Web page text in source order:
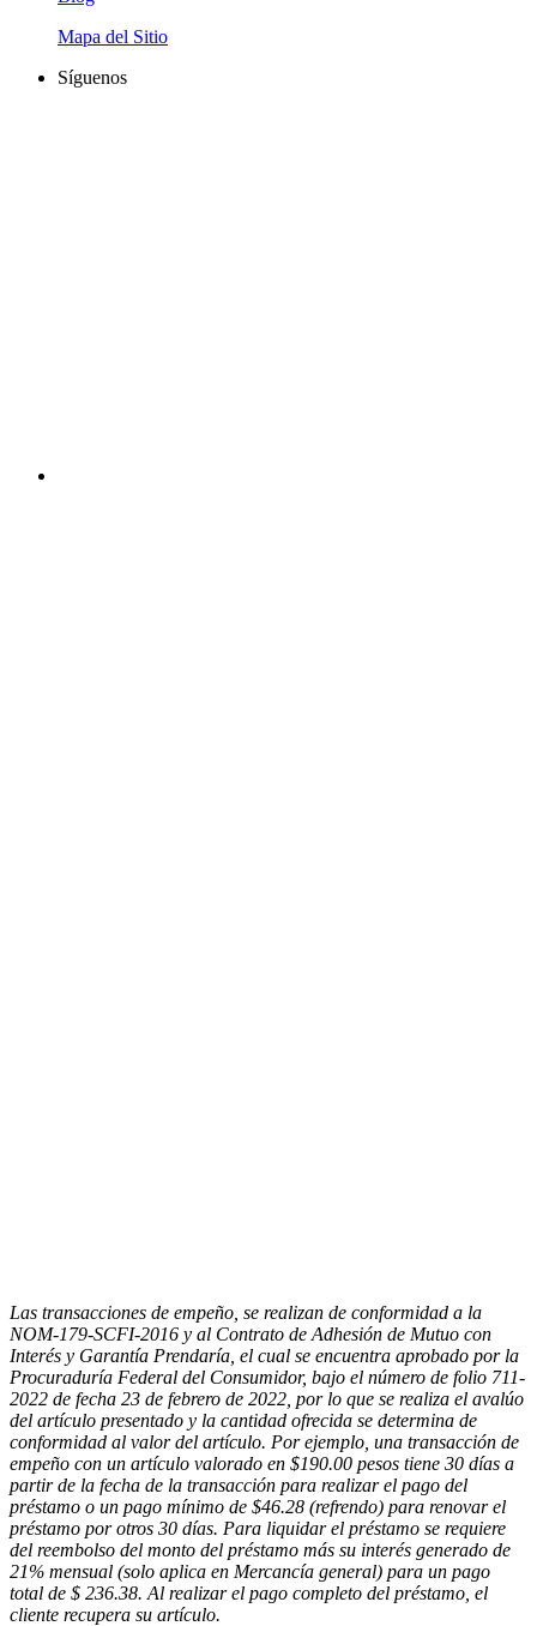
Mapa del Sitio
Síguenos
Las transacciones de empeño, se realizan de conformidad a la
NOM-179-SCFI-2016 y al Contrato de Adhesión de Mutuo con
Interés y Garantía Prendaría, el cual se encuentra aprobado por la
Procuraduría Federal del Consumidor, bajo el número de folio 711-
2022 de fecha 23 de febrero de 2022, por lo que se realiza el avalúo
del artículo presentado y la cantidad ofrecida se determina de
conformidad al valor del artículo. Por ejemplo, una transacción de
empeño con un artículo valorado en $190.00 pesos tiene 30 días a
partir de la fecha de la transacción para realizar el pago del
préstamo o un pago mínimo de $46.28 (refrendo) para renovar el
préstamo por otros 30 días. Para liquidar el préstamo se requiere
del reembolso del monto del préstamo más su interés generado de
21% mensual (solo aplica en Mercancía general) para un pago
total de $ 236.38. Al realizar el pago completo del préstamo, el
cliente recupera su artículo.